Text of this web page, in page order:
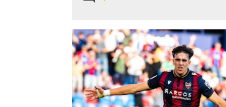
ACTUALIDAD CARLOS ESPÍ